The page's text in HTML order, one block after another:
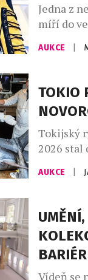
Jedna z
míří do
aktuálně
světa
celém
AUKCE
TOKIO
Tokijský
2026 stal
kurzu
vůbec
tuňáka
AUKCE
BARIÉR
Vídeň se